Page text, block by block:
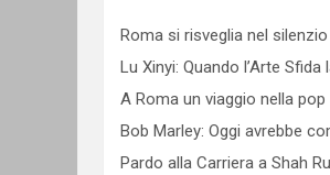
Roma si risveglia nel silenzio
Lu Xinyi: Quando l’Arte Sfida
A Roma un viaggio nella
Bob Marley: Oggi avrebbe
Pardo alla Carriera a Shah